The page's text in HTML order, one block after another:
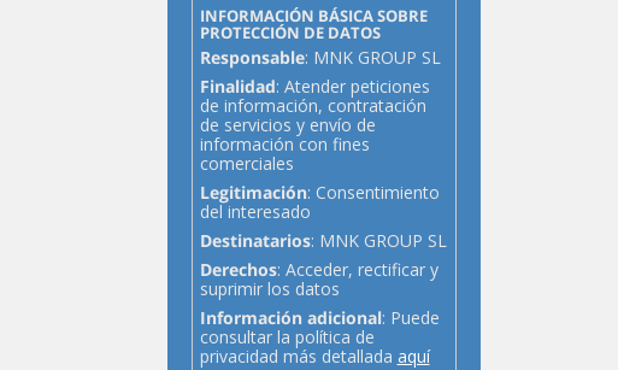
INFORMACIÓN BÁSICA SOBRE
PROTECCIÓN DE DATOS
Responsable: MNK GROUP SL
Finalidad: Atender peticiones
de información, contratación
de servicios y envío de
información con fines
comerciales
Legitimación: Consentimiento
del interesado
Destinatarios: MNK GROUP SL
Derechos: Acceder, rectificar y
suprimir los datos
Información adicional: Puede
consultar la política de
privacidad más detallada aquí